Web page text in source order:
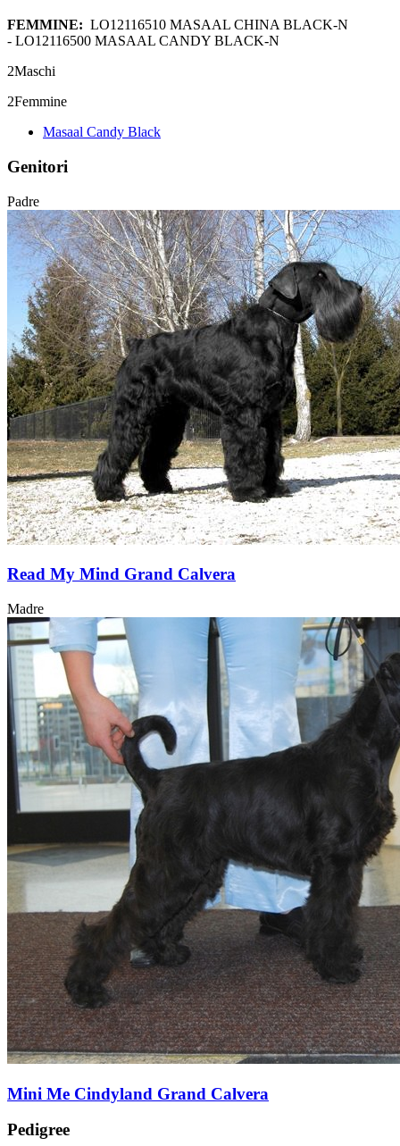
FEMMINE: LO12116510 MASAAL CHINA BLACK-N
- LO12116500 MASAAL CANDY BLACK-N
2Maschi
2Femmine
Masaal Candy Black
Genitori
Padre
Read My Mind Grand Calvera
Madre
Mini Me Cindyland Grand Calvera
Pedigree